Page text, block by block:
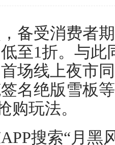
备受消费者
至1折。与
场线上夜市
名绝版雪板
购玩法。
搜索“月黑